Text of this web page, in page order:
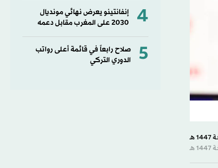
4
إنفانتينو يعرض نهائي مونديال
2030 على المغرب مقابل دعمه
5
صلاح رابعاً في قائمة أعلى رواتب
الدوري التركي